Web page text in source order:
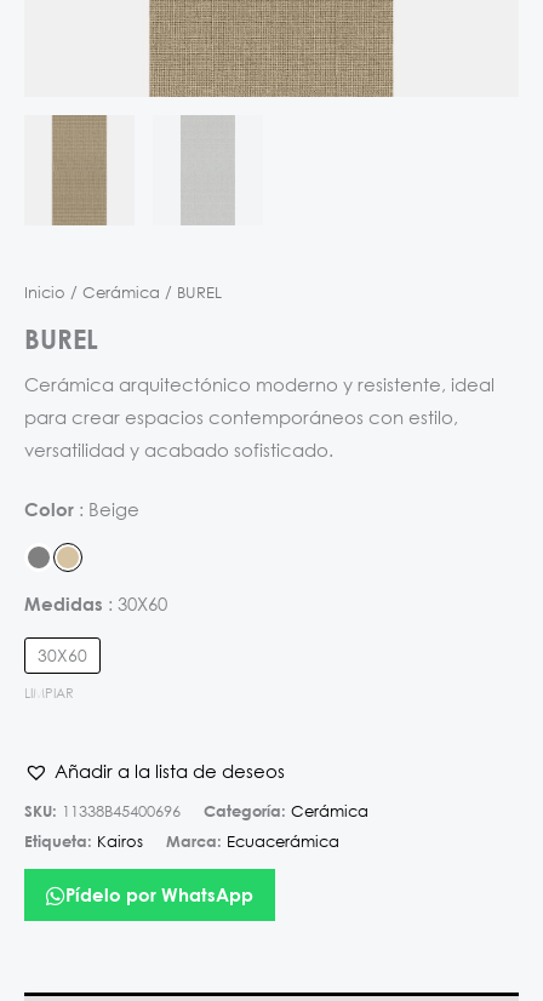
Inicio / Cerámica / BUREL
BUREL
Cerámica arquitectónico moderno y resistente, ideal
para crear espacios contemporáneos con estilo,
versatilidad y acabado sofisticado.
Color Beige
Medidas 30X60
30X60
LIMPIAR
Añadir a la lista de deseos
SKU: 11338B45400696 Categoría: Cerámica
Etiqueta: Kairos Marca: Ecuacerámica
Pídelo por WhatsApp